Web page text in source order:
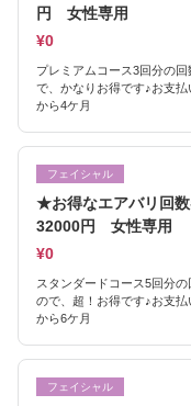
円 女性専用
¥0
プレミアムコース3回分の
で、かなりお得です♪お支
から4ケ月
フェイシャル
★お得なエアバリ回
32000円 女性専用
¥0
スタンダードコース5回分
ので、超！お得です♪お支
から6ケ月
フェイシャル